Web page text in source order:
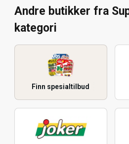
Andre butikker fra
kategori
Finn spesialtilbud